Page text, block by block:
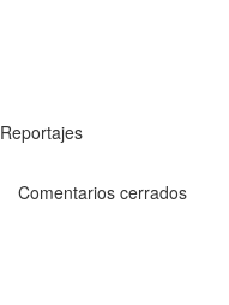
Reportajes
Comentarios cerrados